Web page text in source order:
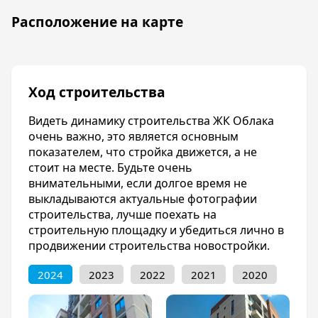
сдача ЖК Облака запланирована на 2022 год,
Облака расположен торговый центр
дошкольных учреждений, поликлиник,
отделения почты, а также банков. На
внутренней территории жилого комплекса
возводятся игровые и спортивные площадки,
коммерческие помещения и парковка. Что
значительно облегчает жизнь дольщиков.
Инфраструктура
Для дольщиков ЖК Облака в шаговой
доступности предоставлена вся необходимая
для счастливой жизни инфраструктура. При
желании они могут вообще не покидать
Прикубанский район. Недалеко от жилого
Расположение на карте
Ход строительства
Видеть динамику строительства ЖК Облака
очень важно, это является основным
показателем, что стройка движется, а не
стоит на месте. Будьте очень
внимательными, если долгое время не
выкладываются актуальные фотографии
строительства, лучше поехать на
строительную площадку и убедиться лично в
продвижении строительства новостройки.
2024 2023 2022 2021 2020